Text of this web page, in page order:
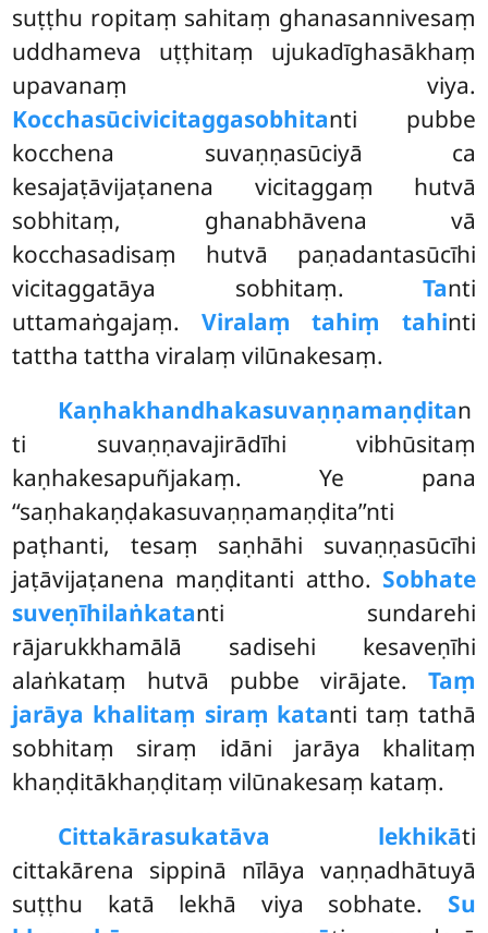
suṭṭhu ropitaṃ sahitaṃ ghanasannivesaṃ
uddhameva uṭṭhitaṃ ujukadīghasākhaṃ
upavanaṃ viya.
Kocchasūcivicitaggasobhitanti pubbe
kocchena suvaṇṇasūciyā ca
kesajaṭāvijaṭanena vicitaggaṃ hutvā
sobhitaṃ, ghanabhāvena vā
kocchasadisaṃ hutvā paṇadantasūcīhi
vicitaggatāya sobhitaṃ. Tanti
uttamaṅgajaṃ. Viralaṃ tahiṃ tahinti
tattha tattha viralaṃ vilūnakesaṃ.
Kaṇhakhandhakasuvaṇṇamaṇḍitan
ti suvaṇṇavajirādīhi vibhūsitaṃ
kaṇhakesapuñjakaṃ. Ye pana
‘‘saṇhakaṇḍakasuvaṇṇamaṇḍita’’nti
paṭhanti, tesaṃ saṇhāhi suvaṇṇasūcīhi
jaṭāvijaṭanena maṇḍitanti attho. Sobhate
suveṇīhilaṅkatanti sundarehi
rājarukkhamālā sadisehi kesaveṇīhi
alaṅkataṃ hutvā pubbe virājate. Taṃ
jarāya khalitaṃ siraṃ katanti taṃ tathā
sobhitaṃ siraṃ idāni jarāya khalitaṃ
khaṇḍitākhaṇḍitaṃ vilūnakesaṃ kataṃ.
Cittakārasukatāva lekhikāti
cittakārena sippinā nīlāya vaṇṇadhātuyā
suṭṭhu katā lekhā viya sobhate. Su